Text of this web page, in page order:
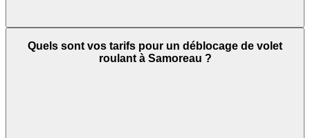
Quels sont vos tarifs pour un déblocage de volet
roulant à Samoreau ?